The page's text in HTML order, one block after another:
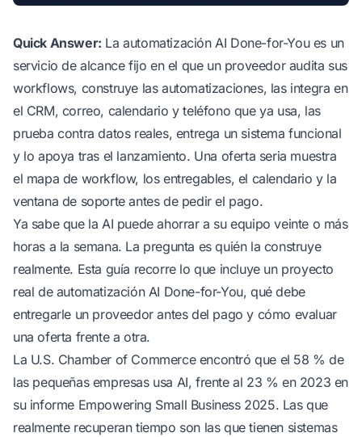
Quick Answer: La automatización AI Done-for-You es un
servicio de alcance fijo en el que un proveedor audita sus
workflows, construye las automatizaciones, las integra en
el CRM, correo, calendario y teléfono que ya usa, las
prueba contra datos reales, entrega un sistema funcional
y lo apoya tras el lanzamiento. Una oferta seria muestra
el mapa de workflow, los entregables, el calendario y la
ventana de soporte antes de pedir el pago.
Ya sabe que la AI puede ahorrar a su equipo veinte o más
horas a la semana. La pregunta es quién la construye
realmente. Esta guía recorre lo que incluye un proyecto
real de automatización AI Done-for-You, qué debe
entregarle un proveedor antes del pago y cómo evaluar
una oferta frente a otra.
La U.S. Chamber of Commerce encontró que el 58 % de
las pequeñas empresas usa AI, frente al 23 % en 2023 en
su informe Empowering Small Business 2025. Las que
realmente recuperan tiempo son las que tienen sistemas